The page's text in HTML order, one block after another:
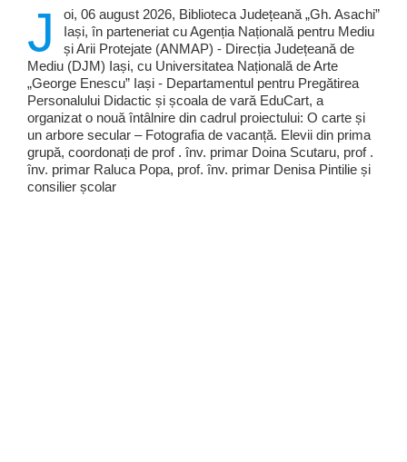
J
oi, 06 august 2026, Biblioteca Județeană „Gh. Asachi”
Iași, în parteneriat cu Agenția Națională pentru Mediu
și Arii Protejate (ANMAP) - Direcția Județeană de
Mediu (DJM) Iași, cu Universitatea Națională de Arte
„George Enescu” Iași - Departamentul pentru Pregătirea
Personalului Didactic și școala de vară EduCart, a
organizat o nouă întâlnire din cadrul proiectului: O carte și
un arbore secular – Fotografia de vacanță. Elevii din prima
grupă, coordonați de prof . înv. primar Doina Scutaru, prof .
înv. primar Raluca Popa, prof. înv. primar Denisa Pintilie și
consilier școlar